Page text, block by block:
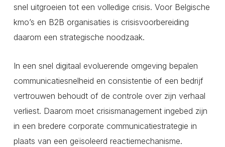
snel uitgroeien tot een volledige crisis. Voor Belgische
kmo’s en B2B organisaties is crisisvoorbereiding
daarom een strategische noodzaak.
In een snel digitaal evoluerende omgeving bepalen
communicatiesnelheid en consistentie of een bedrijf
vertrouwen behoudt of de controle over zijn verhaal
verliest. Daarom moet crisismanagement ingebed zijn
in een bredere corporate communicatiestrategie in
plaats van een geïsoleerd reactiemechanisme.